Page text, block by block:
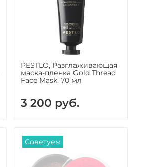
PESTLO, Разглаживающая
маска-пленка Gold Thread
Face Mask, 70 мл
3 200 руб.
Советуем